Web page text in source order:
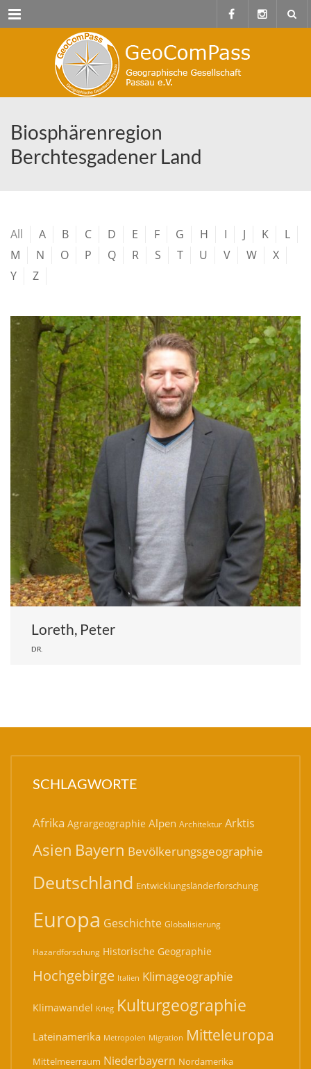
Menu
Biosphärenregion
Berchtesgadener Land
All A B C D E F G H I J K
L
M
N O P Q R S T U V W
X
Y
Z
Loreth, Peter
DR.
SCHLAGWORTE
Afrika Agrargeographie Alpen Architektur Arktis
Asien Bayern Bevölkerungsgeographie
Deutschland Entwicklungsländerforschung
Europa Geschichte Globalisierung
Hazardforschung Historische Geographie
Hochgebirge Italien Klimageographie
Klimawandel Krieg Kulturgeographie
Lateinamerika Metropolen Migration Mitteleuropa
Mittelmeerraum Niederbayern Nordamerika